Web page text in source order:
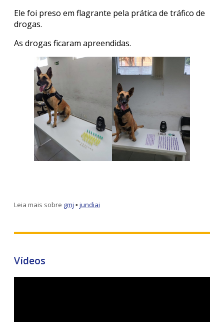
Ele foi preso em flagrante pela prática de tráfico de
drogas.
As drogas ficaram apreendidas.
Leia mais sobre gmj ▪ jundiai
Vídeos